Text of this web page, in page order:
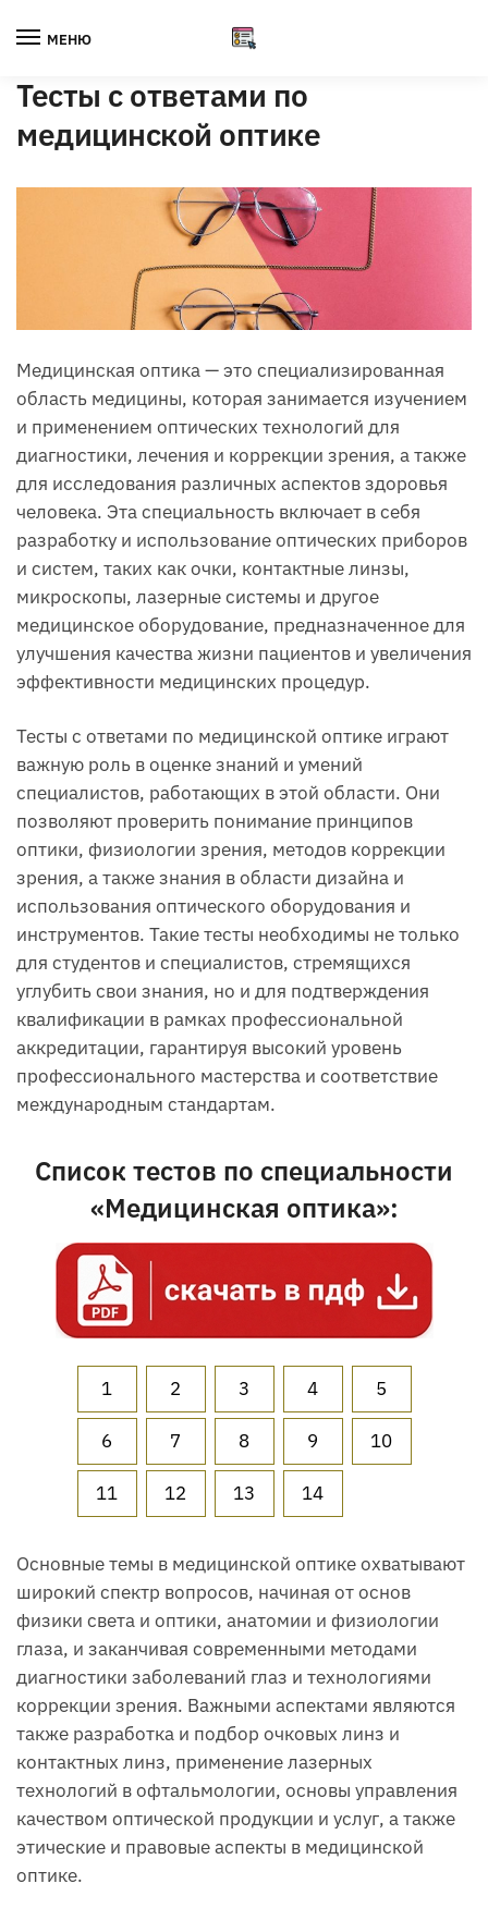
МЕНЮ
Тесты с ответами по
медицинской оптике
Медицинская оптика — это специализированная
область медицины, которая занимается изучением
и применением оптических технологий для
диагностики, лечения и коррекции зрения, а также
для исследования различных аспектов здоровья
человека. Эта специальность включает в себя
разработку и использование оптических приборов
и систем, таких как очки, контактные линзы,
микроскопы, лазерные системы и другое
медицинское оборудование, предназначенное для
улучшения качества жизни пациентов и увеличения
эффективности медицинских процедур.
Тесты с ответами по медицинской оптике играют
важную роль в оценке знаний и умений
специалистов, работающих в этой области. Они
позволяют проверить понимание принципов
оптики, физиологии зрения, методов коррекции
зрения, а также знания в области дизайна и
использования оптического оборудования и
инструментов. Такие тесты необходимы не только
для студентов и специалистов, стремящихся
углубить свои знания, но и для подтверждения
квалификации в рамках профессиональной
аккредитации, гарантируя высокий уровень
профессионального мастерства и соответствие
международным стандартам.
Список тестов по специальности
«Медицинская оптика»:
1 2 3 4 5
6 7 8 9 10
11 12 13 14
Основные темы в медицинской оптике охватывают
широкий спектр вопросов, начиная от основ
физики света и оптики, анатомии и физиологии
глаза, и заканчивая современными методами
диагностики заболеваний глаз и технологиями
коррекции зрения. Важными аспектами являются
также разработка и подбор очковых линз и
контактных линз, применение лазерных
технологий в офтальмологии, основы управления
качеством оптической продукции и услуг, а также
этические и правовые аспекты в медицинской
оптике.